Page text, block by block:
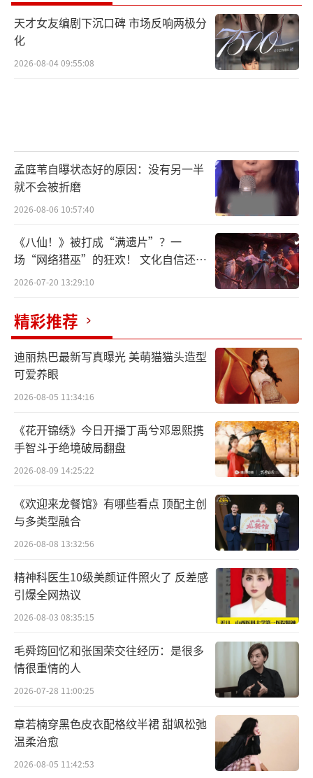
所幸结果证明她的担忧是多余的——《DI
Y》单曲上线后广获好评，口碑与热度双双爆
发。《Pleasure》专辑上线首日即登顶QQ音
乐、Apple Music、iTunes、KKBOX等平台榜
上线首周，专辑不仅拿下QQ音乐畅销专辑冠
军，6首歌曲跻身腾讯由你榜周榜畅销度TOP1
0，更在QQ音乐台湾地区榜中创下13首歌曲全
部打入TOP 20的佳绩，其中《Layers》空降冠
华语专辑周榜，全面展现“神专”级声量。
《DIY》MV正式上线 蔡依林破壳而出，开
启愉悦重生之旅
《DIY》单曲自上架以来便以高能节奏、深
入人心的歌词与黑色幽默，迅速掀起一场舞动
热潮，歌迷们呼声不断的MV也终于在今日上
线。蔡依林在MV中与“百人分身”共舞，再次
缔造神级视觉场面。此次充满舞蹈张力的《DI
Y》MV，由好莱坞国际顶尖视效团队操刀，在
环球影城摄影棚以电影级规格制作。MV开场即
震撼登场——蔡依林全身裹覆黏液，从“蛋
生。
天才女友编剧下沉口碑 市场反响两极分
化
2026-08-04 09:55:08
孟庭苇自曝状态好的原因：没有另一半
就不会被折磨
2026-08-06 10:57:40
《八仙！》被打成“满遗片”？一
场“网络猎巫”的狂欢！ 文化自信还是
焦虑？
2026-07-20 13:29:10
精彩推荐
迪丽热巴最新写真曝光 美萌猫猫头造型
可爱养眼
2026-08-05 11:34:16
《花开锦绣》今日开播丁禹兮邓恩熙携
手智斗于绝境破局翻盘
2026-08-09 14:25:22
《欢迎来龙餐馆》有哪些看点 顶配主创
与多类型融合
2026-08-08 13:32:56
精神科医生10级美颜证件照火了 反差感
引爆全网热议
2026-08-03 08:35:15
毛舜筠回忆和张国荣交往经历：是很多
情很重情的人
2026-07-28 11:00:25
章若楠穿黑色皮衣配格纹半裙 甜飒松弛
温柔治愈
2026-08-05 11:42:53